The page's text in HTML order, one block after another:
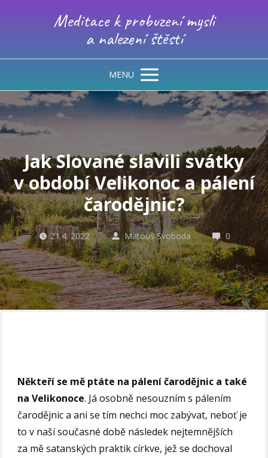
Meditace k probuzení mysli
a nalezení štěstí
MENU
Jak Slované slavili svátky
v období Velikonoc a pálení
čarodějnic?
21.4. 2022 Matouš Svoboda 0
Někteří se mě ptáte na pálení čarodějnic a také
na Velikonoce. Já osobně nesouzním s pálením
čarodějnic a ani se tím nechci moc zabývat, neboť je
to v naší současné době následek nejtemnějších
za mě satanských praktik církve, jež se dochoval